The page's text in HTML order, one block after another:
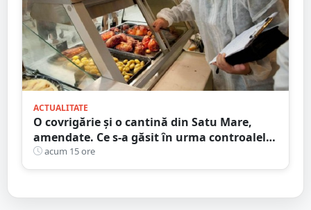
ACTUALITATE
O covrigărie și o cantină din Satu Mare,
amendate. Ce s-a găsit în urma controalelor
DSVSA
acum 15 ore